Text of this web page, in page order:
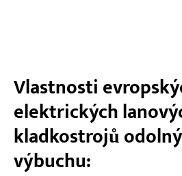
Vlastnosti
elektrických
kladkostrojů
výbuchu: